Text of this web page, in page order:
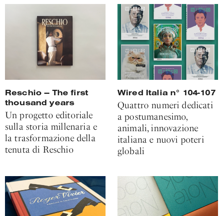
Reschio — The first
thousand years
Un progetto editoriale
sulla storia millenaria e
la trasformazione della
tenuta di Reschio
Wired Italia n° 104-107
Quattro numeri dedicati
a postumanesimo,
animali, innovazione
italiana e nuovi poteri
globali